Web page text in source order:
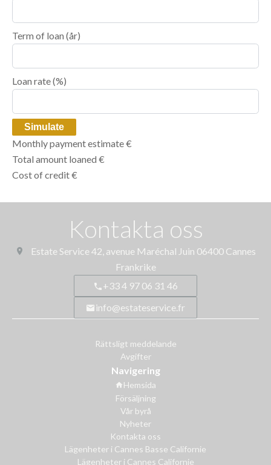
Term of loan (år)
Loan rate(%)
Simulate
Monthly payment estimate€
Total amount loaned €
Cost of credit€
Kontakta oss
Estate Service42, avenue Maréchal Juin 06400 Cannes
Frankrike
+33 4 97 06 31 46
info@estateservice.fr
Rättsligt meddelande
Avgifter
Navigering
Hemsida
Försäljning
Vår byrå
Nyheter
Kontakta oss
Lägenheter i Cannes Basse Californie
Lägenheter i Cannes Californie